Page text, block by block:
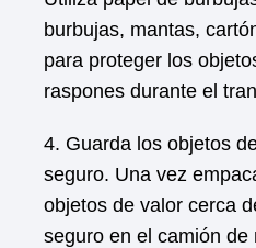
burbujas, mantas,
para proteger los
raspones durante el
4. Guarda los objetos
seguro. Una vez
objetos de valor cerca
seguro en el camión de